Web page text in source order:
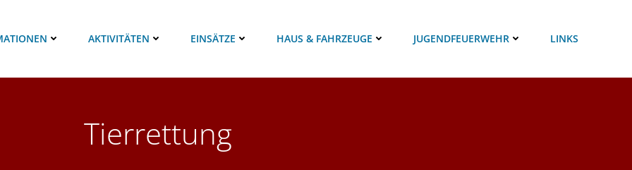
AKTIVITÄTEN EINSÄTZE HAUS & FAHRZEUGE JUGENDFEUERWEHR LINKS
Tierrettung